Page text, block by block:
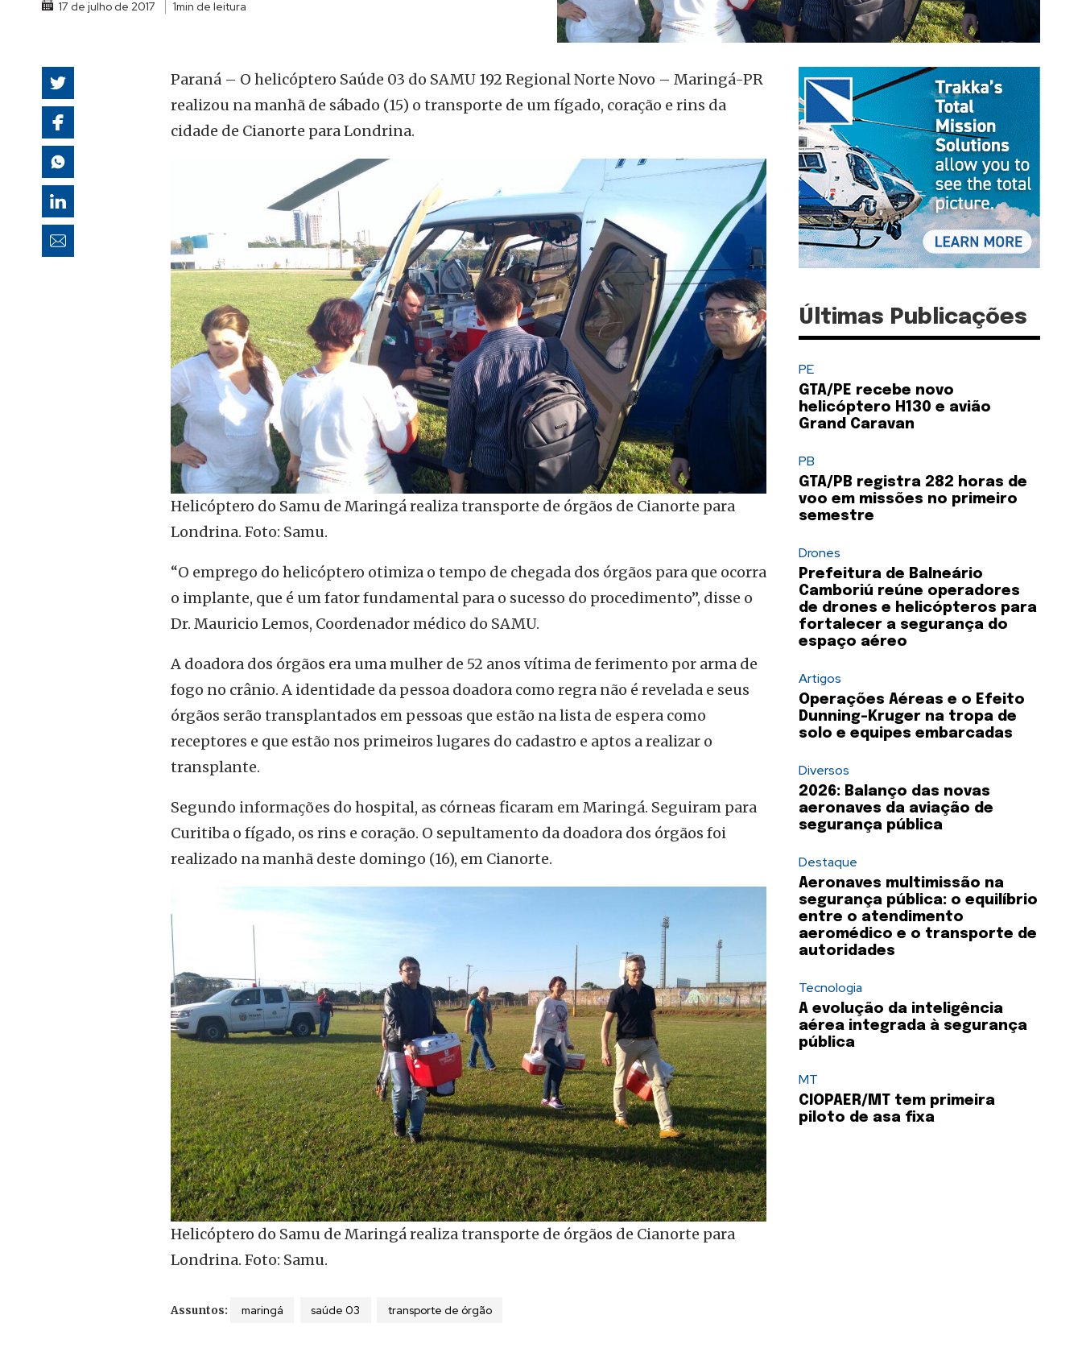
17 de julho de 2017 1min de leitura
Paraná – O helicóptero Saúde 03 do SAMU 192 Regional Norte Novo – Maringá-PR
realizou na manhã de sábado (15) o transporte de um fígado, coração e rins da
cidade de Cianorte para Londrina.
Helicóptero do Samu de Maringá realiza transporte de órgãos de Cianorte para
Londrina. Foto: Samu.
“O emprego do helicóptero otimiza o tempo de chegada dos órgãos para que ocorra
o implante, que é um fator fundamental para o sucesso do procedimento”, disse o
Dr. Mauricio Lemos, Coordenador médico do SAMU.
A doadora dos órgãos era uma mulher de 52 anos vítima de ferimento por arma de
fogo no crânio. A identidade da pessoa doadora como regra não é revelada e seus
órgãos serão transplantados em pessoas que estão na lista de espera como
receptores e que estão nos primeiros lugares do cadastro e aptos a realizar o
transplante.
Segundo informações do hospital, as córneas ficaram em Maringá. Seguiram para
Curitiba o fígado, os rins e coração. O sepultamento da doadora dos órgãos foi
realizado na manhã deste domingo (16), em Cianorte.
Helicóptero do Samu de Maringá realiza transporte de órgãos de Cianorte para
Londrina. Foto: Samu.
Assuntos: maringá saúde 03 transporte de órgão
Últimas Publicações
PE
GTA/PE recebe novo
helicóptero H130 e avião
Grand Caravan
PB
GTA/PB registra 282 horas de
voo em missões no primeiro
semestre
Drones
Prefeitura de Balneário
Camboriú reúne operadores
de drones e helicópteros para
fortalecer a segurança do
espaço aéreo
Artigos
Operações Aéreas e o Efeito
Dunning-Kruger na tropa de
solo e equipes embarcadas
Diversos
2026: Balanço das novas
aeronaves da aviação de
segurança pública
Destaque
Aeronaves multimissão na
segurança pública: o equilíbrio
entre o atendimento
aeromédico e o transporte de
autoridades
Tecnologia
A evolução da inteligência
aérea integrada à segurança
pública
MT
CIOPAER/MT tem primeira
piloto de asa fixa